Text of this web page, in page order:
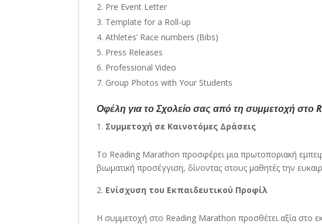
Pre Event Letter
Template for a Roll-up
Athletes’ Race numbers (Bibs)
Press Releases
Professional Video
Group Photos with Your Students
Οφέλη για το Σχολείο σας από τη συμμετοχή στο
Συμμετοχή σε Καινοτόμες Δράσεις
Το Reading Marathon προσφέρει μια πρωτοποριακή
βιωματική προσέγγιση, δίνοντας στους μαθητές την
Ενίσχυση του Εκπαιδευτικού Προφίλ
Η συμμετοχή στο Reading Marathon προσθέτει αξία στο